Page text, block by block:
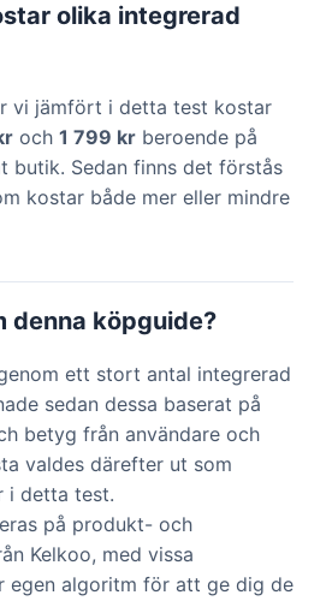
olika integrerad
vi jämfört i detta test kostar
och 1 799 kr beroende på
butik. Sedan finns det förstås
kostar både mer eller mindre
denna köpguide?
ett stort antal integrerad
sedan dessa baserat på
betyg från användare och
valdes därefter ut som
i detta test.
på produkt- och
Kelkoo, med vissa
egen algoritm för att ge dig de